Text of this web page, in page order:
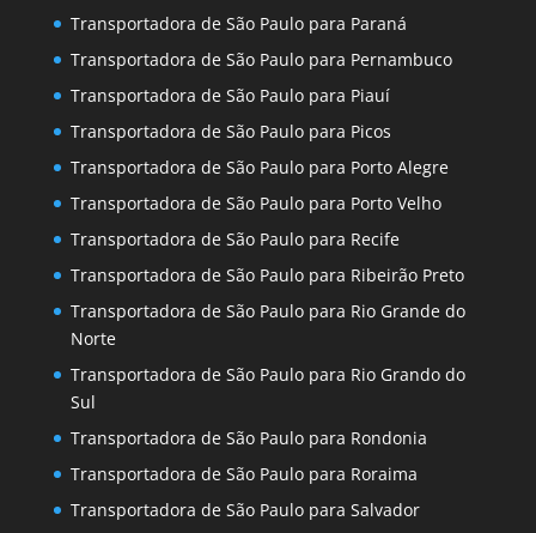
Transportadora de São Paulo para Paraná
Transportadora de São Paulo para Pernambuco
Transportadora de São Paulo para Piauí
Transportadora de São Paulo para Picos
Transportadora de São Paulo para Porto Alegre
Transportadora de São Paulo para Porto Velho
Transportadora de São Paulo para Recife
Transportadora de São Paulo para Ribeirão Preto
Transportadora de São Paulo para Rio Grande do
Norte
Transportadora de São Paulo para Rio Grando do
Sul
Transportadora de São Paulo para Rondonia
Transportadora de São Paulo para Roraima
Transportadora de São Paulo para Salvador